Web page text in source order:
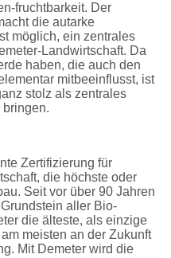
fruchtbarkeit. Der
die autarke
möglich, ein zentrales
Landwirtschaft. Da
haben, die auch den
mitbeeinflusst, ist
stolz als zentrales
bringen.
Zertifizierung für
die höchste oder
Seit vor über 90 Jahren
aller Bio-
die älteste, als einzige
meisten an der Zukunft
Mit Demeter wird die